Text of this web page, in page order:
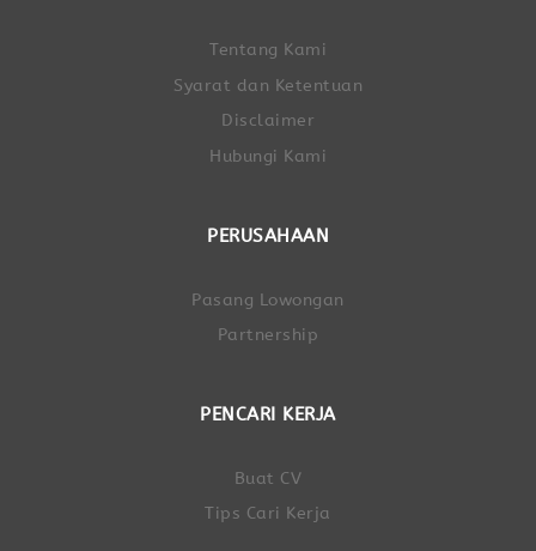
Tentang Kami
Syarat dan Ketentuan
Disclaimer
Hubungi Kami
PERUSAHAAN
Pasang Lowongan
Partnership
PENCARI KERJA
Buat CV
Tips Cari Kerja